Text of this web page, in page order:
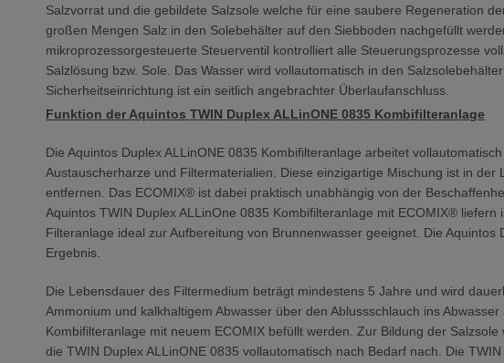
Salzvorrat und die gebildete Salzsole welche für eine saubere Regeneration
großen Mengen Salz in den Solebehälter auf den Siebboden nachgefüllt
mikroprozessorgesteuerte Steuerventil kontrolliert alle Steuerungsprozesse
Salzlösung bzw. Sole. Das Wasser wird vollautomatisch in den
Sicherheitseinrichtung ist ein seitlich angebrachter Überlaufanschluss.
Funktion der Aquintos TWIN Duplex ALLinONE 0835 Kombifilteranlage
Die Aquintos Duplex ALLinONE 0835 Kombifilteranlage arbeitet
Austauscherharze und Filtermaterialien. Diese einzigartige Mischung ist in
entfernen. Das ECOMIX® ist dabei praktisch unabhängig von der
Aquintos TWIN Duplex ALLinOne 0835 Kombifilteranlage mit ECOMIX®
Filteranlage ideal zur Aufbereitung von Brunnenwasser geeignet. Die
Ergebnis.
Die Lebensdauer des Filtermedium beträgt mindestens 5 Jahre und wird
Ammonium und kalkhaltigem Abwasser über den Ablussschlauch ins
Kombifilteranlage mit neuem ECOMIX befüllt werden. Zur Bildung der
die TWIN Duplex ALLinONE 0835 vollautomatisch nach Bedarf nach. Die